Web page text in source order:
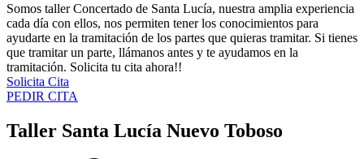
Somos taller Concertado de Santa Lucía, nuestra amplia experiencia
cada día con ellos, nos permiten tener los conocimientos para
ayudarte en la tramitación de los partes que quieras tramitar. Si tienes
que tramitar un parte, llámanos antes y te ayudamos en la
tramitación. Solicita tu cita ahora!!
Solicita Cita
PEDIR CITA
Taller Santa Lucía Nuevo Toboso